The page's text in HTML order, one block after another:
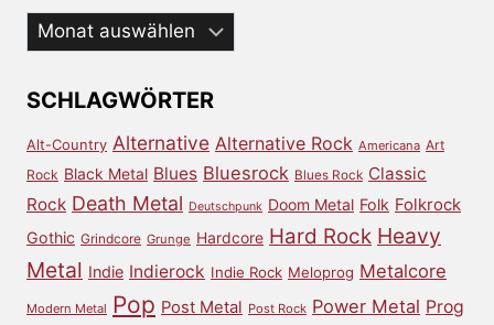
Aus
dem
SCHLAGWÖRTER
Alt-Country Alternative Alternative Rock Americana Art
Rock Black Metal Blues Bluesrock Blues Rock Classic
Rock Death Metal Deutschpunk Doom Metal Folk Folkrock
Gothic Grindcore Grunge Hardcore Hard Rock Heavy
Metal Indie Indierock Indie Rock Meloprog Metalcore
Modern Metal Pop Post Metal Post Rock Power Metal Prog